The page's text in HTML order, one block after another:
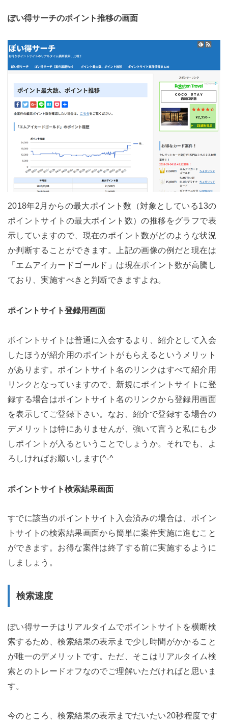
ぽい得サーチのポイント推移の画面
2018年2月からの最大ポイント数（対象としている13の
ポイントサイトの最大ポイント数）の推移をグラフで表
示していますので、現在のポイント数がどのような状況
か判断することができます。上記の画像の例だと現在は
「エムアイカードゴールド」は現在ポイント数が高騰し
ており、実施すべきと判断できますよね。
ポイントサイト登録用画面
ポイントサイトは普通に入会するより、紹介として入会
したほうが紹介用のポイントがもらえるというメリット
があります。ポイントサイト名のリンクはすべて紹介用
リンクとなっていますので、新規にポイントサイトに登
録する場合はポイントサイト名のリンクから登録用画面
を表示してご登録下さい。なお、紹介で登録する場合の
デメリットは特にありませんが、強いて言うと私にも少
しポイントが入るということでしょうか。それでも、よ
ろしければお願いします(^-^ゞ
ポイントサイト検索結果画面
すでに該当のポイントサイト入会済みの場合は、ポイン
トサイトの検索結果画面から簡単に案件実施に進むこと
ができます。お得な案件は終了する前に実施するように
しましょう。
検索速度
ぽい得サーチはリアルタイムでポイントサイトを横断検
索するため、検索結果の表示まで少し時間がかかること
が唯一のデメリットです。ただ、そこはリアルタイム検
索とのトレードオフなのでご理解いただければと思いま
す。
今のところ、検索結果の表示までだいたい20秒程度です